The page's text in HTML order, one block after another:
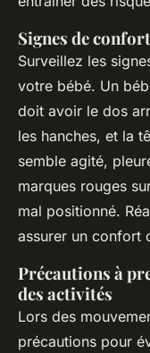
Signes de
Surveillez les
votre bébé. Un
doit avoir le dos
les hanches, et la
semble agité,
marques rouges
mal positionné.
assurer un confort
Précautions à
des activités
Lors des
précautions pour